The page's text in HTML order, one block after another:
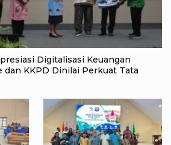
Digitalisasi Keuangan
dan KKPD Dinilai Perkuat Tata